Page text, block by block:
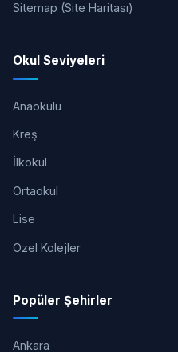
Sitemap (Site Haritası)
Okul Seviyeleri
Anaokulu
Kreş
İlkokul
Ortaokul
Lise
Özel Kolejler
Popüler Şehirler
Ankara